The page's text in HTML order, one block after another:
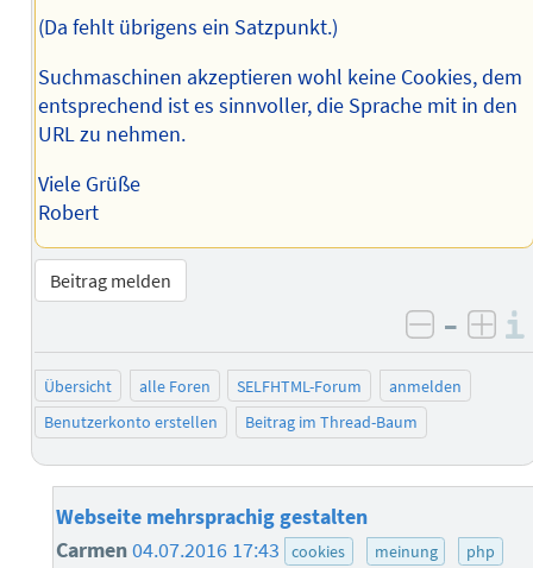
(Da fehlt übrigens ein Satzpunkt.)
Suchmaschinen akzeptieren wohl keine Cookies, dem
entsprechend ist es sinnvoller, die Sprache mit in den
URL zu nehmen.
Viele Grüße
Robert
Beitrag melden
negativ
–
Übersicht alle Foren SELFHTML-Forum
anmelden
Benutzerkonto erstellen
Beitrag im Thread-Baum
Webseite mehrsprachig gestalten
Carmen04.07.2016 17:43 cookies meinung php